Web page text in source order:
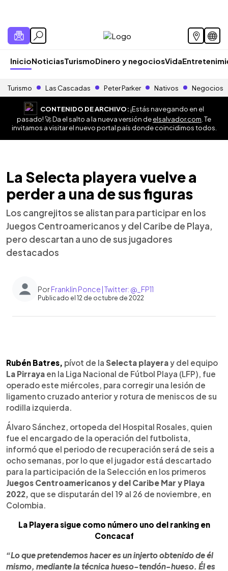
InicioNoticiasTurismoDinero y negociosVida
Turismo Las Cascadas Peter Parker Nativos Negocios
CONTENIDO DE ARCHIVO:¡Estás navegando en el
pasado! 🚀 Da el salto a la nueva versión deelsalvador.com . Te
invitamos a visitar el nuevo portal país donde coincidimos todos.
La Selecta playera vuelve a
perder a una de sus figuras
Los cangrejitos se alistan para participar en los
Juegos Centroamericanos y del Caribe de Playa,
pero descartan a uno de sus jugadores
destacados
PorFranklin Ponce | Twitter: @_FP11
Publicado el 12 de octubre de 2022
► Escuchar artículo
Rubén Batres, pívot de la Selecta playeray del equipo
La Pirraya en la Liga Nacional de Fútbol Playa (LFP), fue
operado este miércoles, para corregir una lesión de
ligamento cruzado anterior y rotura de meniscos de su
rodilla izquierda.
Álvaro Sánchez, ortopeda del Hospital Rosales, quien
fue el encargado de la operación del futbolista,
informó que el periodo de recuperación será de seis a
ocho semanas, por lo que el jugador está descartado
para la participación de la Selección en los primeros
Juegos Centroamericanos y del Caribe Mar y Playa
2022, que se disputarán del 19 al 26 de noviembre, en
Colombia.
La Playera sigue como número uno del ranking en
Concacaf
“Lo que pretendemos hacer es un injerto obtenido de él
mismo, mediante la técnica hueso-tendón-hueso. Él es